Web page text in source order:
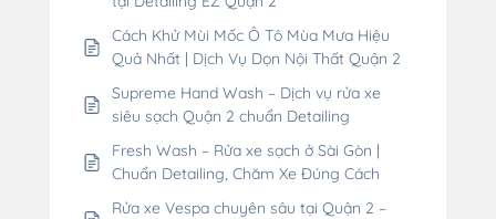
Cách Khử Mùi Mốc Ô Tô Mùa Mưa Hiệu
Quả Nhất | Dịch Vụ Dọn Nội Thất Quận 2
Supreme Hand Wash – Dịch vụ rửa xe
siêu sạch Quận 2 chuẩn Detailing
Fresh Wash – Rửa xe sạch ở Sài Gòn |
Chuẩn Detailing, Chăm Xe Đúng Cách
Rửa xe Vespa chuyên sâu tại Quận 2 –